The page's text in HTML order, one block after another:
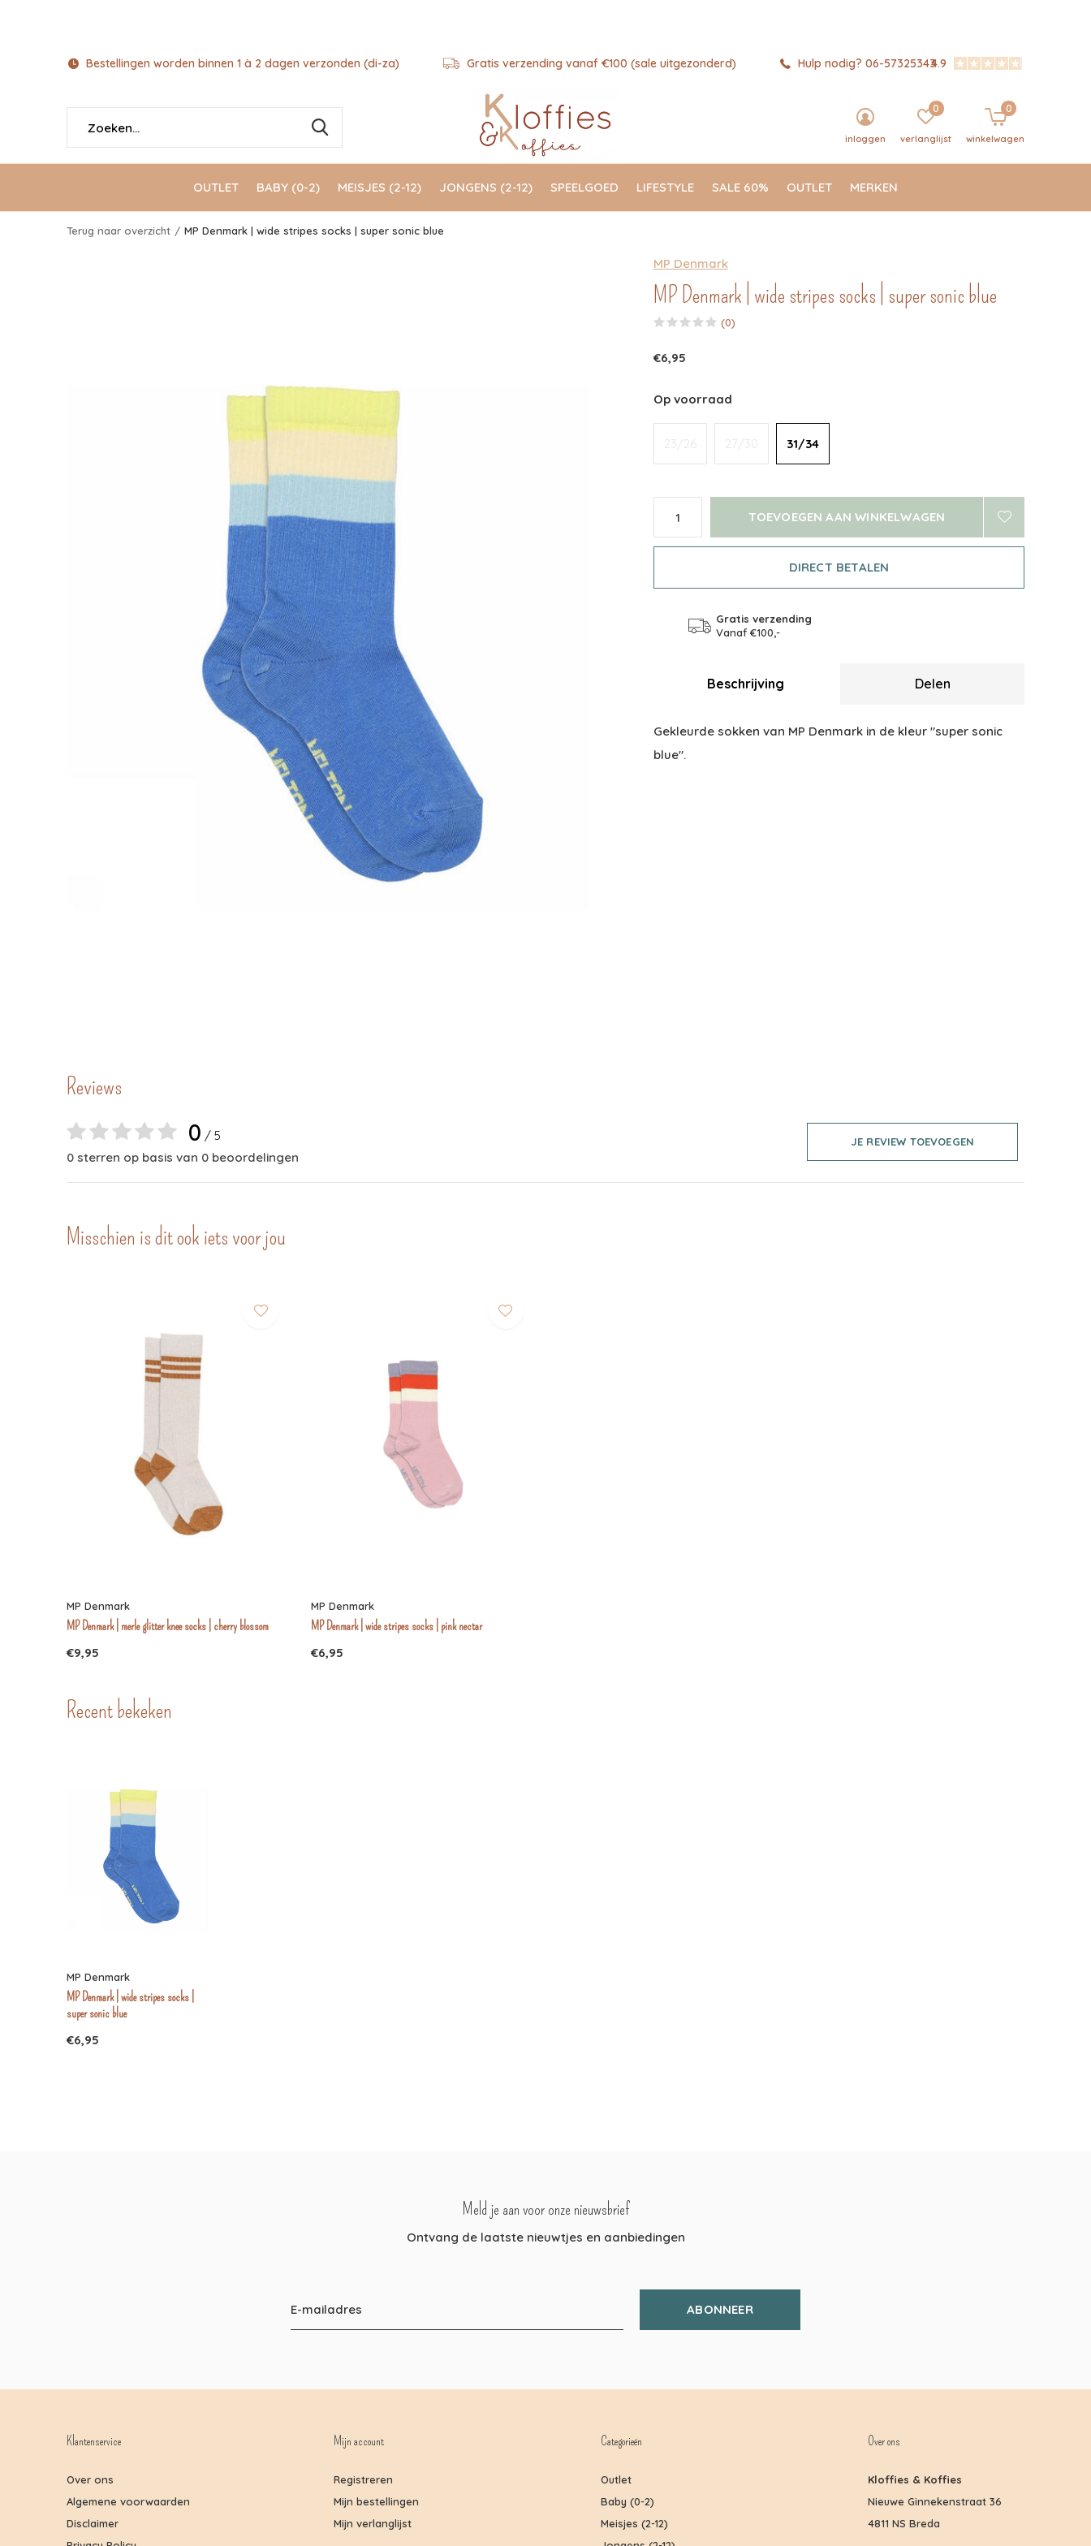
OUTLET BABY (0-2) MEISJES (2-12) JONGENS (2-12) SPEELGOED LIFESTYLE SALE 60% OUTLET MERKEN
inloggen verlanglijst
0
winkelwagen
0
Bestellingen worden binnen 1 à 2 dagen verzonden (di-za) Gratis verzending vanaf €100 (sale uitgezonderd) Hulp nodig? 06-573253434.9
Terug naar overzicht MP Denmark | wide stripes socks | super sonic blue
MP Denmark
MP Denmark | wide stripes socks | super sonic blue
(0)
€6,95
Op voorraad
23/26 27/30 31/34
TOEVOEGEN AAN WINKELWAGEN
DIRECT BETALEN
Gratis verzending
Vanaf €100,-
Beschrijving Delen
Gekleurde sokken van MP Denmark in de kleur "super sonic
blue".
Reviews
0 / 5
0 sterren op basis van 0 beoordelingen
JE REVIEW TOEVOEGEN
Misschien is dit ook iets voor jou
MP Denmark
MP Denmark | merle glitter knee socks | cherry blossom
€9,95
MP Denmark
MP Denmark | wide stripes socks | pink nectar
€6,95
Recent bekeken
MP Denmark
MP Denmark | wide stripes socks |
super sonic blue
€6,95
Meld je aan voor onze nieuwsbrief
Ontvang de laatste nieuwtjes en aanbiedingen
ABONNEER
Klantenservice
Over ons
Algemene voorwaarden
Disclaimer
Mijn account
Registreren
Mijn bestellingen
Mijn verlanglijst
Categorieën
Outlet
Baby (0-2)
Meisjes (2-12)
Over ons
Kloffies & Koffies
Nieuwe Ginnekenstraat 36
4811 NS Breda